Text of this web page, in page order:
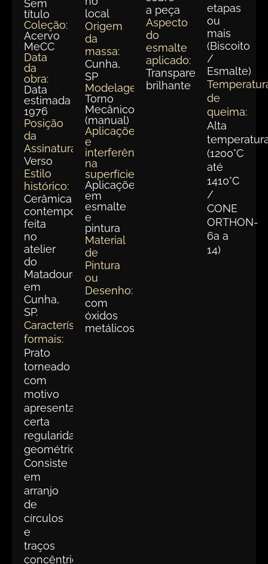
Sem
título
Coleção:
Acervo
MeCC
Data
da
obra:
Data
estimada
1976
Posição
da
Assinatura:
Verso
Estilo
histórico:
Cerâmica
contemporânea
feita
no
atelier
do
Matadouro
em
Cunha,
SP.
Características
formais:
Prato
torneado
com
motivo
apresentado
certa
regularidade
geométrica.
Consiste
em
arranjo
de
círculos
e
traços
concêntricos,
local
Origem
da
massa:
Cunha,
SP
Modelagem:
Torno
Mecânico
(manual)
Aplicações
e
interferências
na
superfície:
Aplicações
em
esmalte
e
pintura
Material
de
Pintura
ou
Desenho:
com
óxidos
metálicos
a peça
Aspecto
do
esmalte
aplicado:
Transparente
brilhante
etapas
ou
mais
(Biscoito
/
Esmalte)
de
queima:
Alta
(1200°C
até
1410°C
/
CONE
ORTHON-
6a a
14)